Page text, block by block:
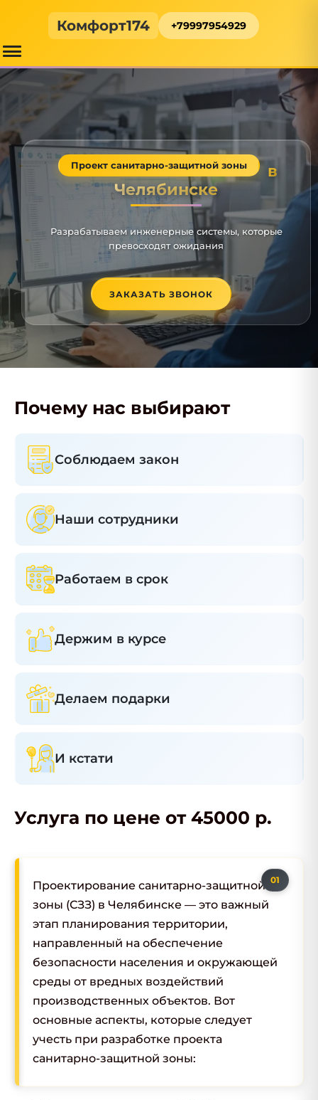
Комфорт174 +79997954929
Проект санитарно-защитной зоны
в
Челябинске
Разрабатываем инженерные системы, которые
превосходят ожидания
ЗАКАЗАТЬ ЗВОНОК
Почему нас выбирают
Соблюдаем закон
Наши сотрудники
Работаем в срок
Держим в курсе
Делаем подарки
И кстати
Услуга по цене от 45000 р.
Проектирование санитарно-защитной
зоны (СЗЗ) в Челябинске — это важный
этап планирования территории,
направленный на обеспечение
безопасности населения и окружающей
среды от вредных воздействий
производственных объектов. Вот
основные аспекты, которые следует
учесть при разработке проекта
санитарно-защитной зоны: